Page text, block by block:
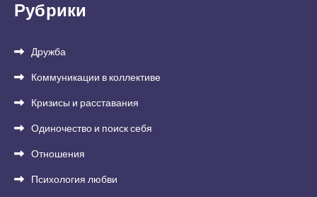
Рубрики
Дружба
Коммуникации в коллективе
Кризисы и расставания
Одиночество и поиск себя
Отношения
Психология любви